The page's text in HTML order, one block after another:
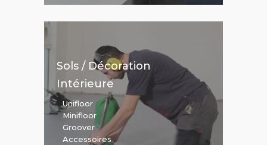
Sols / Décoration
Intérieure
Unifloor
Minifloor
Groover
Accessoires